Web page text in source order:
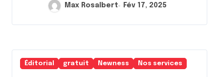
Max Rosalbert Fév 17, 2025
Éditorial gratuit Newness Nos services